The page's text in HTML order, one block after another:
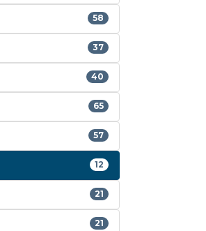
58
37
40
65
57
12
21
21